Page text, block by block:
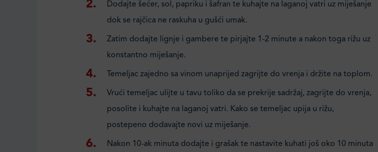
Dodajte šećer, sol, papriku i šafran te kuhajte na laganoj vatri uz miješanje
dok se rajčica ne raskuha u gušći umak.
Zatim dodajte lignje i gambere te pirjajte 1-2 minute a nakon toga rižu uz
konstantno miješanje.
Temeljac zajedno sa vinom unaprijed zagrijte do vrenja i držite na toplom.
Vrući temeljac ulijte u tavu toliko da se prekrije sadržaj, zagrijte do vrenja,
posolite i kuhajte na laganoj vatri. Kako se temeljac upija u rižu,
postepeno dodavajte novi uz miješanje.
Nakon 10-ak minuta dodajte i grašak te nastavite kuhati još oko 10 minuta